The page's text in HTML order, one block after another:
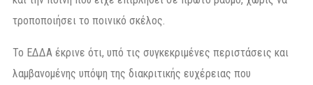
τροποποιήσει το ποινικό σκέλος.
Το ΕΔΔΑ έκρινε ότι, υπό τις συγκεκριμένες περιστάσεις και
λαμβανομένης υπόψη της διακριτικής ευχέρειας που